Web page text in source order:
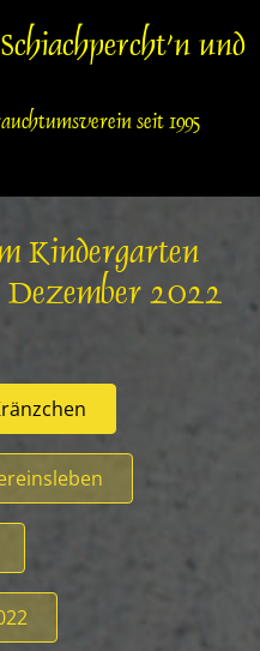
und
seit 1995
Kindergarten
2022